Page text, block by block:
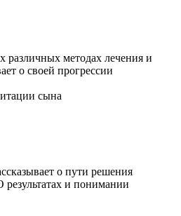
различных методах лечения и
о своей прогрессии
сына
о пути решения
и понимании